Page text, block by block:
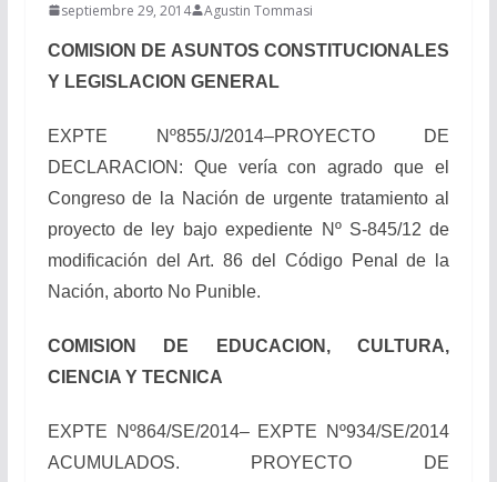
septiembre 29, 2014 Agustin Tommasi
COMISION DE ASUNTOS CONSTITUCIONALES
Y LEGISLACION GENERAL
EXPTE Nº855/J/2014–PROYECTO DE
DECLARACION: Que vería con agrado que el
Congreso de la Nación de urgente tratamiento al
proyecto de ley bajo expediente Nº S-845/12 de
modificación del Art. 86 del Código Penal de la
Nación, aborto No Punible.
COMISION DE EDUCACION, CULTURA,
CIENCIA Y TECNICA
EXPTE Nº864/SE/2014– EXPTE Nº934/SE/2014
ACUMULADOS. PROYECTO DE